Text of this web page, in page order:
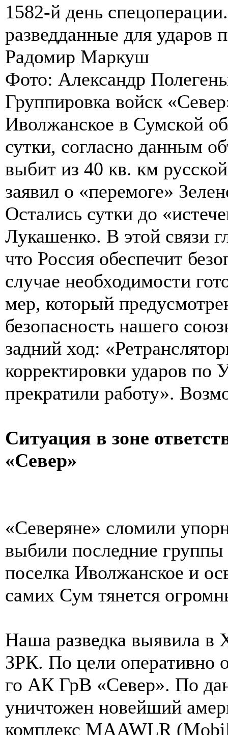
1582-й день
разведданные для
Радомир Маркуш
Фото: Александр
Группировка войск
Иволжанское в Сумской
сутки, согласно данным
выбит из 40 кв. км
заявил о «перемоге»
Остались сутки до
Лукашенко. В этой связи
что Россия обеспечит
случае необходимости
мер, который
безопасность нашего
задний ход:
корректировки ударов по
прекратили работу».
Ситуация в зоне
«Север»
«Северяне» сломили
выбили последние группы
поселка Иволжанское и
самих Сум тянется
Наша разведка выявила в
ЗРК. По цели оперативно
го АК ГрВ «Север». По
уничтожен новейший
комплекс MAAWLR